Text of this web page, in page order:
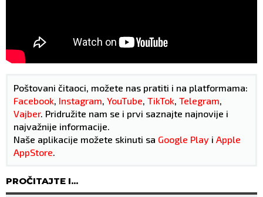
Poštovani čitaoci, možete nas pratiti i na platformama:
Facebook Instagram YouTube TikTok Telegram
Vajber. Pridružite nam se i prvi saznajte najnovije i
najvažnije informacije.
Naše aplikacije možete skinuti sa Google Play i Apple
AppStore
PROČITAJTE I...